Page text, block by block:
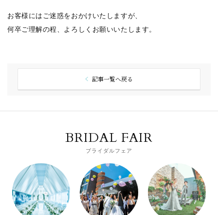
お客様にはご迷惑をおかけいたしますが、
何卒ご理解の程、よろしくお願いいたします。
記事一覧へ戻る
BRIDAL FAIR
ブライダルフェア